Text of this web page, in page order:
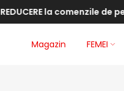
la comenzile de peste
Magazin FEMEI